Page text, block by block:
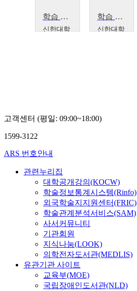
학습 민첩성(Learning Agility)의 속도가 중요한 이유
신한대학
학습 민첩성(Learning Agility)이 필요한 뷰카시대
신한대학
고객센터 (평일: 09:00~18:00)
1599-3122
ARS 번호안내
관련누리집
대학공개강의(KOCW)
학술정보통계시스템(Rinfo)
외국학술지지원센터(FRIC)
학술관계분석서비스(SAM)
사서커뮤니티
기관회원
지식나눔(LOOK)
의학전자도서관(MEDLIS)
유관기관 사이트
교육부(MOE)
국립장애인도서관(NLD)